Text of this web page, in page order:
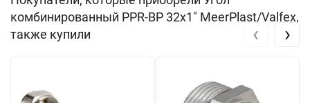
комбинированный PPR-ВР 32х1" MeerPlast/Valfex,
также купили
‹ ›